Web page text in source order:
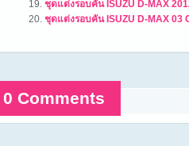
ชุดแต่งรอบคัน ISUZU D-MAX
ชุดแต่งรอบคัน ISUZU D-MAX 03
0 Comments
Comments are closed.